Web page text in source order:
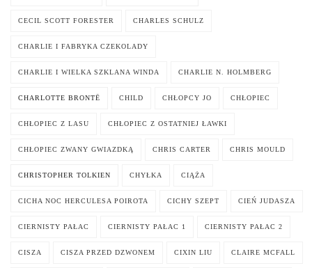
CECIL SCOTT FORESTER CHARLES SCHULZ
CHARLIE I FABRYKA CZEKOLADY
CHARLIE I WIELKA SZKLANA WINDA CHARLIE N. HOLMBERG
CHARLOTTE BRONTË CHILD CHŁOPCY JO CHŁOPIEC
CHŁOPIEC Z LASU CHŁOPIEC Z OSTATNIEJ ŁAWKI
CHŁOPIEC ZWANY GWIAZDKĄ CHRIS CARTER CHRIS MOULD
CHRISTOPHER TOLKIEN CHYŁKA CIĄŻA
CICHA NOC HERCULESA POIROTA CICHY SZEPT CIEŃ JUDASZA
CIERNISTY PAŁAC CIERNISTY PAŁAC 1 CIERNISTY PAŁAC 2
CISZA CISZA PRZED DZWONEM CIXIN LIU CLAIRE MCFALL